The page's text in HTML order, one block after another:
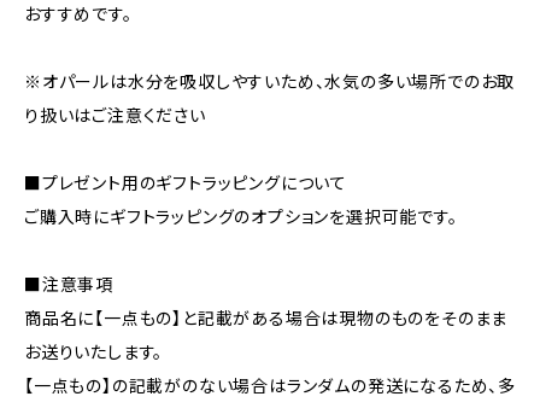
おすすめです。
※オパールは水分を吸収しやすいため、水気の多い場所でのお取
り扱いはご注意ください
■プレゼント用のギフトラッピングについて
ご購入時にギフトラッピングのオプションを選択可能です。
■注意事項
商品名に【一点もの】と記載がある場合は現物のものをそのまま
お送りいたします。
【一点もの】の記載がのない場合はランダムの発送になるため、多